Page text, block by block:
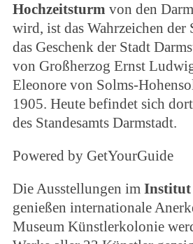
Hochzeitsturm von den
wird, ist das Wahrzeichen der
das Geschenk der Stadt
von Großherzog Ernst
Eleonore von Solms-
1905. Heute befindet sich
des Standesamts Darmstadt.
Powered by GetYourGuide
Die Ausstellungen im Institut
genießen internationale
Museum Künstlerkolonie